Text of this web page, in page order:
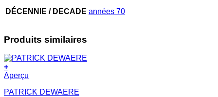
DÉCENNIE / DECADE années 70
Produits similaires
+
Aperçu
PATRICK DEWAERE